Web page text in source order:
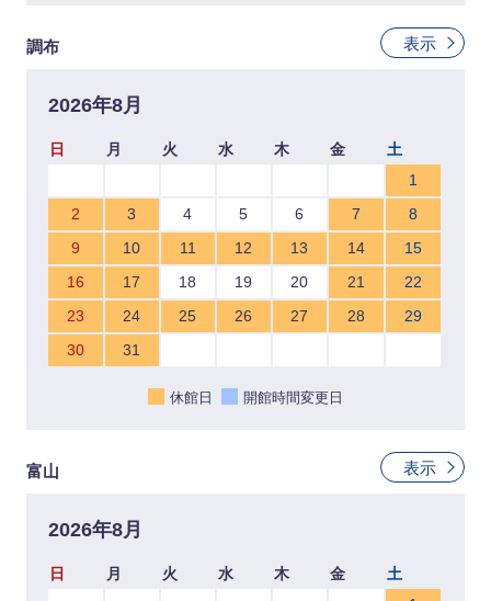
調布 表示
2026年8月
日 月 火 水 木 金
土
1
2
3 4 5 6 7
8
9
10 11 12 13 14
15
16
17 18 19 20 21
22
23
24 25 26 27 28
29
30
31
休館日 開館時間変更日
富山 表示
2026年8月
日 月 火 水 木 金
土